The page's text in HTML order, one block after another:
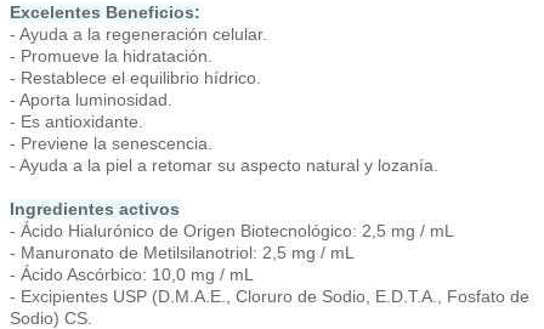
Excelentes Beneficios:
- Ayuda a la regeneración celular.
- Promueve la hidratación.
- Restablece el equilibrio hídrico.
- Aporta luminosidad.
- Es antioxidante.
- Previene la senescencia.
- Ayuda a la piel a retomar su aspecto natural y lozanía.
Ingredientes activos
- Ácido Hialurónico de Origen Biotecnológico: 2,5 mg / mL
- Manuronato de Metilsilanotriol: 2,5 mg / mL
- Ácido Ascórbico: 10,0 mg / mL
- Excipientes USP (D.M.A.E., Cloruro de Sodio, E.D.T.A., Fosfato de
Sodio) CS.